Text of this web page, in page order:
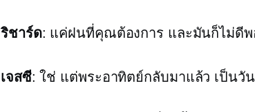
ริชาร์ด: แค่ฝนที่คุณต้องการ และมันก็ไม่ดีพ
เจสซี: ใช่ แต่พระอาทิตย์กลับมาแล้ว เป็นวั